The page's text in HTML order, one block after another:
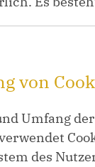
von
Umfang
des